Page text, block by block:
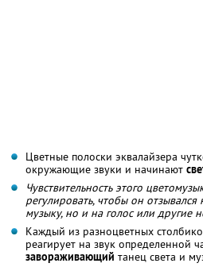
Цветные полоски эквалайзера
окружающие звуки и начинают
Чувствительность этого
регулировать, чтобы он
музыку, но и на голос или другие
Каждый из разноцветных
реагирует на звук определенной
завораживающий танец света и